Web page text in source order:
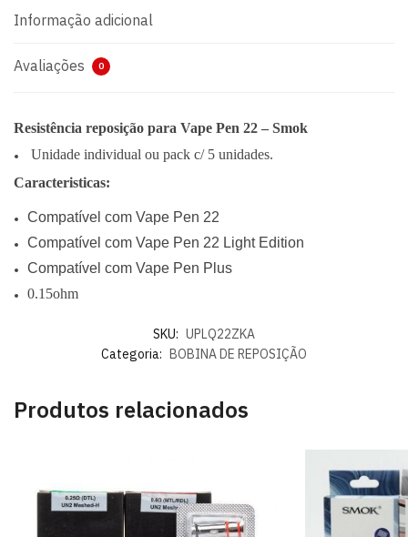
Informação adicional
Avaliações 0
Resistência reposição para Vape Pen 22 – Smok
Unidade individual ou pack c/ 5 unidades.
Caracteristicas:
Compatível com Vape Pen 22
Compatível com Vape Pen 22 Light Edition
Compatível com Vape Pen Plus
0.15ohm
SKU: UPLQ22ZKA
Categoria: BOBINA DE REPOSIÇÃO
Produtos relacionados